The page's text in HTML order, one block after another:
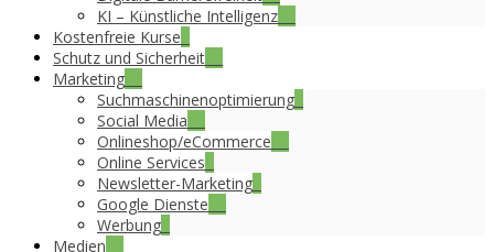
KI – Künstliche Intelligenz
Kostenfreie Kurse
Schutz und Sicherheit
Marketing
Suchmaschinenoptimierung
Social Media
Onlineshop/eCommerce
Online Services
Newsletter-Marketing
Google Dienste
Werbung
Medien